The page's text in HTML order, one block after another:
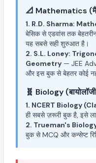
📐 Mathematics
1. R.D. Sharma:
बेसिक से एडवांस तक
यह सबसे सही शुरुआत है।
2. S.L. Loney:
Geometry — JEE
और इस बुक से बेहतर कोई
🧬 Biology
1. NCERT Biology
ही सबसे ज़रूरी बुक है, इसे
2. Trueman's
बुक से MCQ और कन्सेप्ट